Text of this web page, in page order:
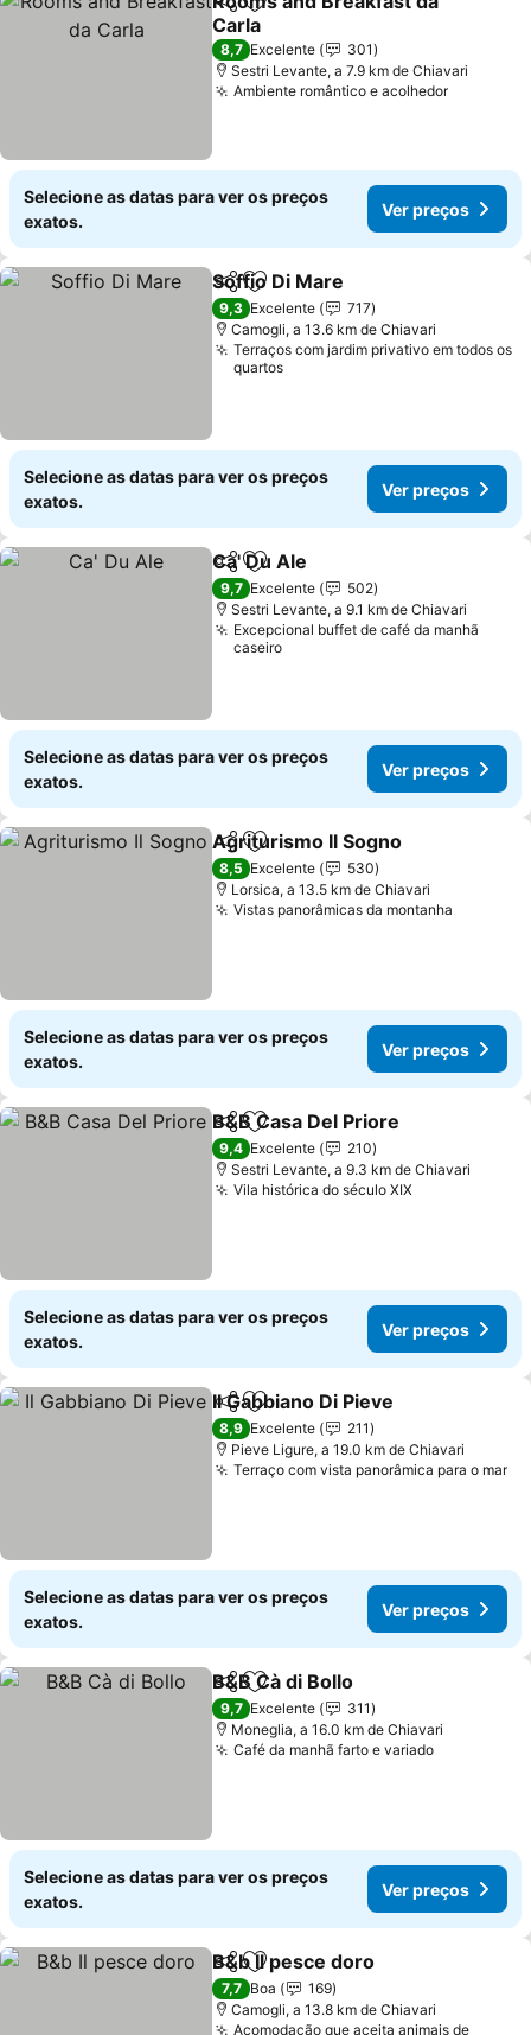
PartilharAdicionar aos favoritos
Carla
8,7 Excelente
301
Sestri Levante, a 7.9 km de Chiavari
Ambiente romântico e acolhedor
Selecione as datas para ver os preços
exatos.
Ver preços
PartilharAdicionar aos favoritos
Soffio Di Mare
9,3 Excelente
717
Camogli, a 13.6 km de Chiavari
Terraços com jardim privativo em todos os
quartos
Selecione as datas para ver os preços
exatos.
Ver preços
PartilharAdicionar aos favoritos
Ca' Du Ale
9,7 Excelente
502
Sestri Levante, a 9.1 km de Chiavari
Excepcional buffet de café da manhã
caseiro
Selecione as datas para ver os preços
exatos.
Ver preços
PartilharAdicionar aos favoritos
Agriturismo Il Sogno
8,5 Excelente
530
Lorsica, a 13.5 km de Chiavari
Vistas panorâmicas da montanha
Selecione as datas para ver os preços
exatos.
Ver preços
PartilharAdicionar aos favoritos
B&B Casa Del Priore
9,4 Excelente
210
Sestri Levante, a 9.3 km de Chiavari
Vila histórica do século XIX
Selecione as datas para ver os preços
exatos.
Ver preços
PartilharAdicionar aos favoritos
Il Gabbiano Di Pieve
8,9 Excelente
211
Pieve Ligure, a 19.0 km de Chiavari
Terraço com vista panorâmica para o mar
Selecione as datas para ver os preços
exatos.
Ver preços
PartilharAdicionar aos favoritos
B&B Cà di Bollo
9,7 Excelente
311
Moneglia, a 16.0 km de Chiavari
Café da manhã farto e variado
Selecione as datas para ver os preços
exatos.
Ver preços
PartilharAdicionar aos favoritos
B&b Il pesce doro
7,7 Boa
169
Camogli, a 13.8 km de Chiavari
Acomodação que aceita animais de